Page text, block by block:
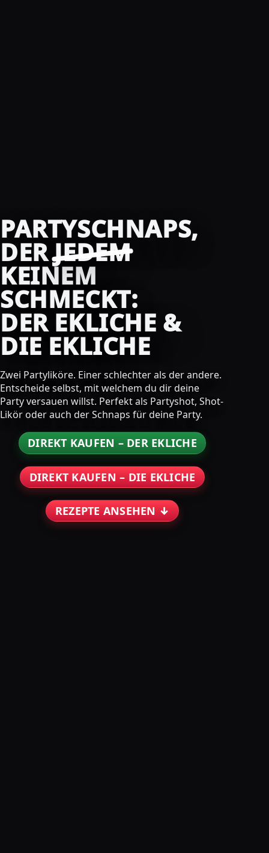
PARTYSCHNAPS,
DERJEDEM
KEINEM
SCHMECKT:
DER EKLICHE &
DIE EKLICHE
Zwei Partyliköre. Einer schlechter als der andere.
Entscheide selbst, mit welchem du dir deine
Party versauen willst. Perfekt als Partyshot, Shot-
Likör oder auch der Schnaps für deine Party.
DIREKT KAUFEN – DER EKLICHE
DIREKT KAUFEN – DIE EKLICHE
REZEPTE ANSEHEN ↓